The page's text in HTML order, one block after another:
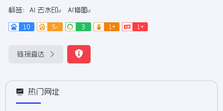
标签： AI 去水印 AI修图
10
5- 3 1+ 1+
链接直达
热门网址